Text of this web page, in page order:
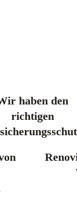
haben den
richtigen